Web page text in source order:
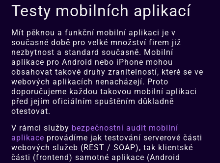
Testy mobilních aplikací
Mít pěknou a funkční mobilní aplikaci je v
současné době pro velké množství firem již
nezbytnost a standard současně. Mobilní
aplikace pro Android nebo iPhone mohou
obsahovat takové druhy zranitelností, které se ve
webových aplikacích nenacházejí. Proto
doporučujeme každou takovou mobilní aplikaci
před jejím oficiálním spuštěním důkladně
otestovat.
V rámci služby bezpečnostní audit mobilní
aplikace provádíme jak testování serverové části
webových služeb (REST / SOAP), tak klientské
části (frontend) samotné aplikace (Android